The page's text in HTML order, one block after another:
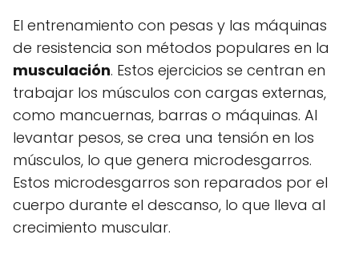
El entrenamiento con pesas y las máquinas
de resistencia son métodos populares en la
musculación. Estos ejercicios se centran en
trabajar los músculos con cargas externas,
como mancuernas, barras o máquinas. Al
levantar pesos, se crea una tensión en los
músculos, lo que genera microdesgarros.
Estos microdesgarros son reparados por el
cuerpo durante el descanso, lo que lleva al
crecimiento muscular.